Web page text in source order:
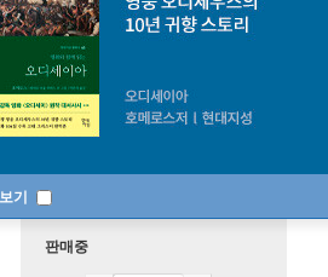
기
쇼펜하우어 아포리즘
판매중